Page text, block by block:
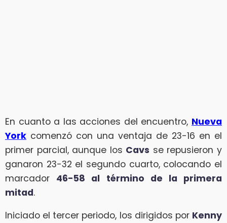
En cuanto a las acciones del encuentro, Nueva
York comenzó con una ventaja de 23-16 en el
primer parcial, aunque los Cavs se repusieron y
ganaron 23-32 el segundo cuarto, colocando el
marcador 46-58 al término de la primera
mitad.
Iniciado el tercer periodo, los dirigidos por Kenny